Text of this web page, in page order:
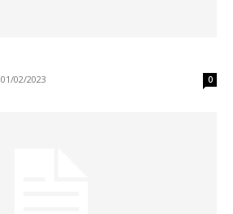
01/02/2023 0